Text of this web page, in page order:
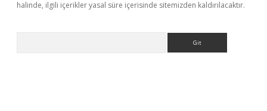
halinde, ilgili içerikler yasal süre içerisinde sitemizden kaldırılacaktır.